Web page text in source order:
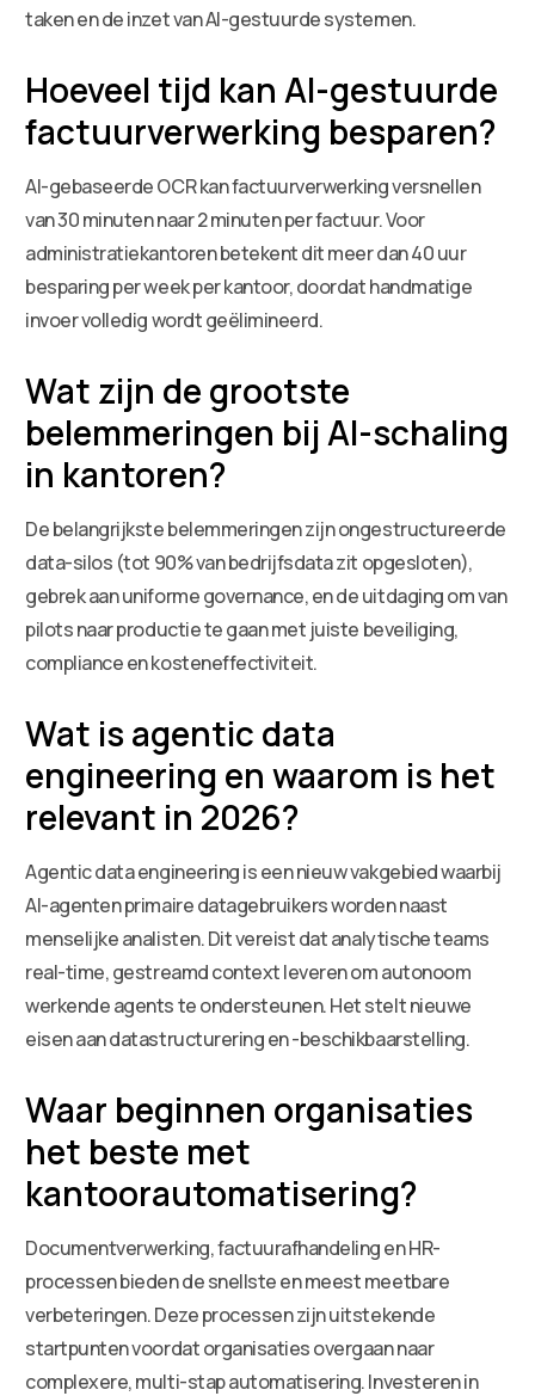
taken en de inzet van AI-gestuurde systemen.
Hoeveel tijd kan AI-gestuurde
factuurverwerking besparen?
AI-gebaseerde OCR kan factuurverwerking versnellen
van 30 minuten naar 2 minuten per factuur. Voor
administratiekantoren betekent dit meer dan 40 uur
besparing per week per kantoor, doordat handmatige
invoer volledig wordt geëlimineerd.
Wat zijn de grootste
belemmeringen bij AI-schaling
in kantoren?
De belangrijkste belemmeringen zijn ongestructureerde
data-silos (tot 90% van bedrijfsdata zit opgesloten),
gebrek aan uniforme governance, en de uitdaging om van
pilots naar productie te gaan met juiste beveiliging,
compliance en kosteneffectiviteit.
Wat is agentic data
engineering en waarom is het
relevant in 2026?
Agentic data engineering is een nieuw vakgebied waarbij
AI-agenten primaire datagebruikers worden naast
menselijke analisten. Dit vereist dat analytische teams
real-time, gestreamd context leveren om autonoom
werkende agents te ondersteunen. Het stelt nieuwe
eisen aan datastructurering en -beschikbaarstelling.
Waar beginnen organisaties
het beste met
kantoorautomatisering?
Documentverwerking, factuurafhandeling en HR-
processen bieden de snellste en meest meetbare
verbeteringen. Deze processen zijn uitstekende
startpunten voordat organisaties overgaan naar
complexere, multi-stap automatisering. Investeren in